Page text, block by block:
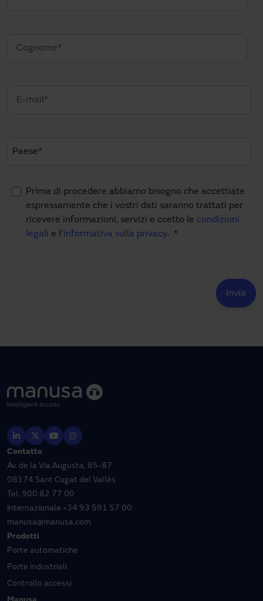
Prima di procedere abbiamo bisogno che accettiate
espressamente che i vostri dati saranno trattati per
ricevere informazioni, servizi e ccetto le condizioni
legali e l'informativa sulla privacy. *
Contatto
Av. de la Via Augusta, 85-87
08174 Sant Cugat del Vallès
Tel. 900 82 77 00
Internazionale +34 93 591 57 00
manusa@manusa.com
Prodotti
Porte automatiche
Porte industriali
Controllo accessi